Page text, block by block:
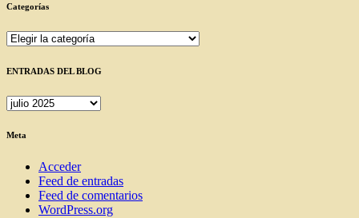
Categorías
Categorías
ENTRADAS DEL BLOG
ENTRADAS
BLOG
Meta
Acceder
Feed de entradas
Feed de comentarios
WordPress.org